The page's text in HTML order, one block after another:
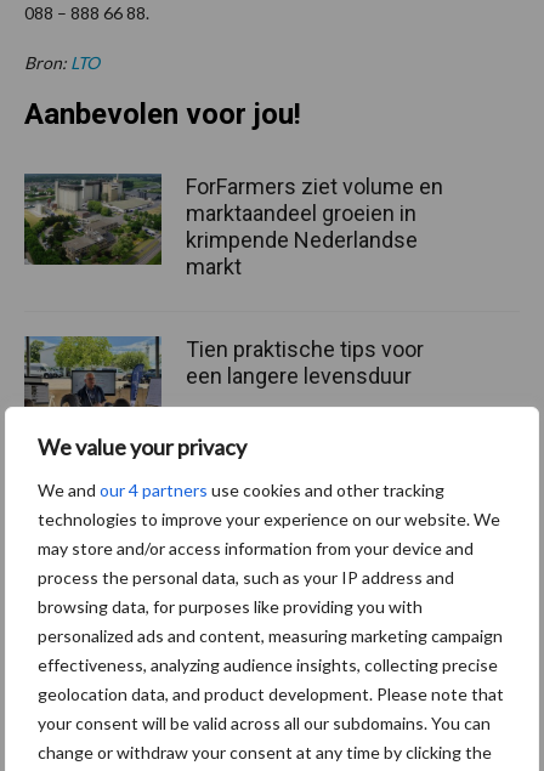
We value your privacy
We and our 4 partners use cookies and other tracking
technologies to improve your experience on our website. We
may store and/or access information from your device and
process the personal data, such as your IP address and
browsing data, for purposes like providing you with
personalized ads and content, measuring marketing campaign
effectiveness, analyzing audience insights, collecting precise
geolocation data, and product development. Please note that
your consent will be valid across all our subdomains. You can
change or withdraw your consent at any time by clicking the
088 – 888 66 88.
Bron: LTO
Aanbevolen voor jou!
ForFarmers ziet volume en
marktaandeel groeien in
krimpende Nederlandse
markt
Tien praktische tips voor
een langere levensduur
“Vraag naar praktische
hygieneoplossingen is in
Polen groter dan ooit”
Themapagina's